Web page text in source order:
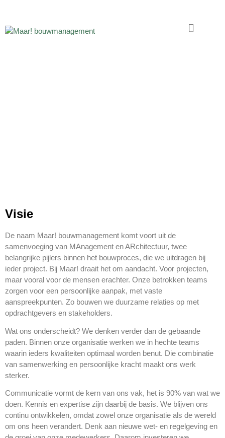
Visie
De naam Maar! bouwmanagement komt voort uit de
samenvoeging van MAnagement en ARchitectuur, twee
belangrijke pijlers binnen het bouwproces, die we uitdragen bij
ieder project. Bij Maar! draait het om aandacht. Voor projecten,
maar vooral voor de mensen erachter. Onze betrokken teams
zorgen voor een persoonlijke aanpak, met vaste
aanspreekpunten. Zo bouwen we duurzame relaties op met
opdrachtgevers en stakeholders.
Wat ons onderscheidt? We denken verder dan de gebaande
paden. Binnen onze organisatie werken we in hechte teams
waarin ieders kwaliteiten optimaal worden benut. Die combinatie
van samenwerking en persoonlijke kracht maakt ons werk
sterker.
Communicatie vormt de kern van ons vak, het is 90% van wat we
doen. Kennis en expertise zijn daarbij de basis. We blijven ons
continu ontwikkelen, omdat zowel onze organisatie als de wereld
om ons heen verandert. Denk aan nieuwe wet- en regelgeving en